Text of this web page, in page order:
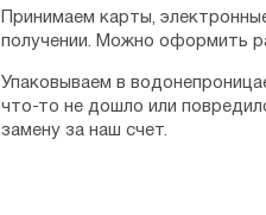
Принимаем карты,
получении. Можно оформить
Упаковываем в
что-то не дошло или
замену за наш счет.